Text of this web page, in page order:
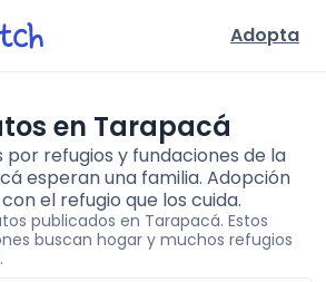
Adopta
en Tarapacá
refugios y fundaciones de la
esperan una familia. Adopción
el refugio que los cuida.
publicados en Tarapacá. Estos
buscan hogar y muchos refugios